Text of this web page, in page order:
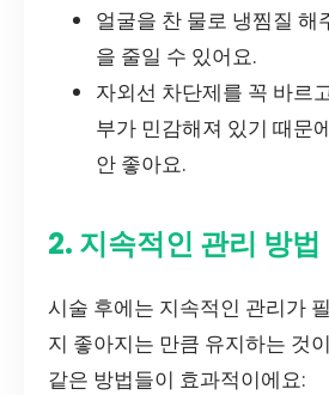
얼굴을 찬 물로 냉찜질 해
을 줄일 수 있어요.
자외선 차단제를 꼭 바르
부가 민감해져 있기 때문
안 좋아요.
2. 지속적인 관리 방법
시술 후에는 지속적인 관리가
지 좋아지는 만큼 유지하는 것
같은 방법들이 효과적이에요: